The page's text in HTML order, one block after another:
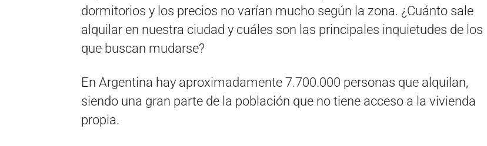
dormitorios y los precios no varían mucho según la zona. ¿Cuánto sale
alquilar en nuestra ciudad y cuáles son las principales inquietudes de los
que buscan mudarse?
En Argentina hay aproximadamente 7.700.000 personas que alquilan,
siendo una gran parte de la población que no tiene acceso a la vivienda
propia.